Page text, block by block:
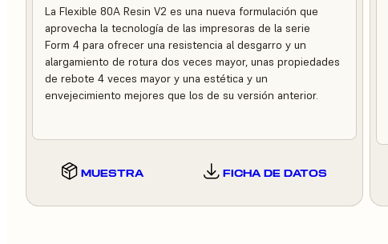
La Flexible 80A Resin V2 es una nueva formulación que
aprovecha la tecnología de las impresoras de la serie
Form 4 para ofrecer una resistencia al desgarro y un
alargamiento de rotura dos veces mayor, unas propiedades
de rebote 4 veces mayor y una estética y un
envejecimiento mejores que los de su versión anterior.
MUESTRA FICHA DE DATOS